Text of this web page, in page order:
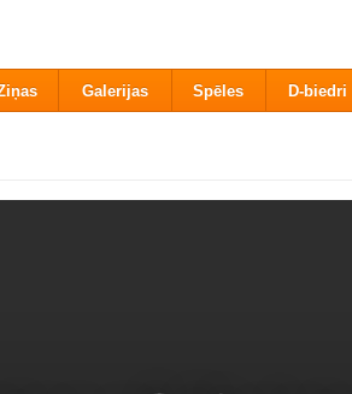
Galerijas Spēles D-biedri